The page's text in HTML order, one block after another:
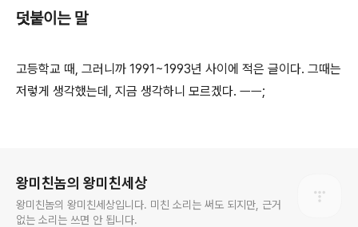
덧붙이는 말
고등학교 때, 그러니까 1991~1993년 사이에 적은 글이다. 그때는
저렇게 생각했는데, 지금 생각하니 모르겠다. ㅡㅡ;
왕미친놈의 왕미친세상
왕미친놈의 왕미친세상입니다. 미친 소리는 써도 되지만, 근거
없는 소리는 쓰면 안 됩니다.